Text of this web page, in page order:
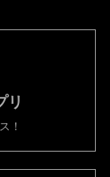
リ
！